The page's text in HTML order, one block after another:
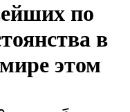
по
в
этом